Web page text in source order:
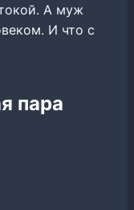
А муж
И что с
пара